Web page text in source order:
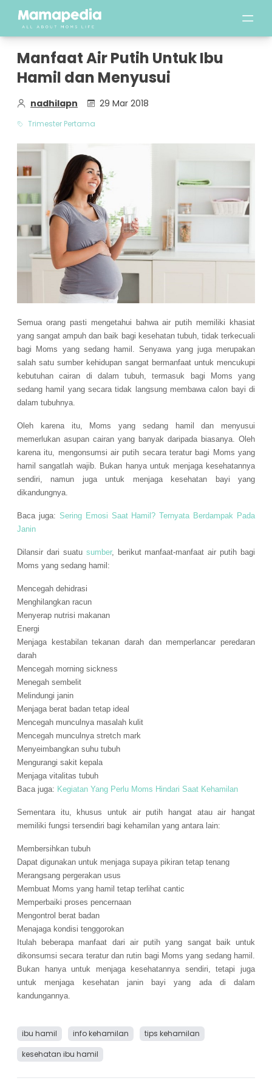
Manfaat Air Putih Untuk Ibu
Hamil dan Menyusui
nadhilapn 29 Mar 2018
Trimester Pertama
Semua orang pasti mengetahui bahwa air putih memiliki khasiat
yang sangat ampuh dan baik bagi kesehatan tubuh, tidak terkecuali
bagi Moms yang sedang hamil. Senyawa yang juga merupakan
salah satu sumber kehidupan sangat bermanfaat untuk mencukupi
kebutuhan cairan di dalam tubuh, termasuk bagi Moms yang
sedang hamil yang secara tidak langsung membawa calon bayi di
dalam tubuhnya.
Oleh karena itu, Moms yang sedang hamil dan menyusui
memerlukan asupan cairan yang banyak daripada biasanya. Oleh
karena itu, mengonsumsi air putih secara teratur bagi Moms yang
hamil sangatlah wajib. Bukan hanya untuk menjaga kesehatannya
sendiri, namun juga untuk menjaga kesehatan bayi yang
dikandungnya.
Baca juga: Sering Emosi Saat Hamil? Ternyata Berdampak Pada
Janin
Dilansir dari suatu sumber, berikut manfaat-manfaat air putih bagi
Moms yang sedang hamil:
Mencegah dehidrasi
Menghilangkan racun
Menyerap nutrisi makanan
Energi
Menjaga kestabilan tekanan darah dan memperlancar peredaran
darah
Mencegah morning sickness
Menegah sembelit
Melindungi janin
Menjaga berat badan tetap ideal
Mencegah munculnya masalah kulit
Mencegah munculnya stretch mark
Menyeimbangkan suhu tubuh
Mengurangi sakit kepala
Menjaga vitalitas tubuh
Baca juga: Kegiatan Yang Perlu Moms Hindari Saat Kehamilan
Sementara itu, khusus untuk air putih hangat atau air hangat
memiliki fungsi tersendiri bagi kehamilan yang antara lain:
Membersihkan tubuh
Dapat digunakan untuk menjaga supaya pikiran tetap tenang
Merangsang pergerakan usus
Membuat Moms yang hamil tetap terlihat cantic
Memperbaiki proses pencernaan
Mengontrol berat badan
Menajaga kondisi tenggorokan
Itulah beberapa manfaat dari air putih yang sangat baik untuk
dikonsumsi secara teratur dan rutin bagi Moms yang sedang hamil.
Bukan hanya untuk menjaga kesehatannya sendiri, tetapi juga
untuk menjaga kesehatan janin bayi yang ada di dalam
kandungannya.
ibu hamil info kehamilan
tips kehamilan
kesehatan ibu hamil